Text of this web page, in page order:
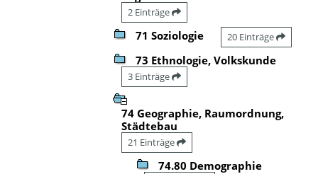
2 Einträge
71 Soziologie 20 Einträge
73 Ethnologie, Volkskunde
3 Einträge
74 Geographie, Raumordnung,
Städtebau
21 Einträge
74.80 Demographie